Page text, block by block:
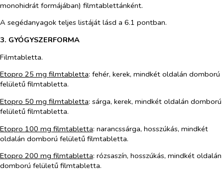
monohidrát formájában) filmtablettánként.
A segédanyagok teljes listáját lásd a 6.1 pontban.
3. GYÓGYSZERFORMA
Filmtabletta.
Etopro 25 mg filmtabletta: fehér, kerek, mindkét oldalán domború
felületű filmtabletta.
Etopro 50 mg filmtabletta: sárga, kerek, mindkét oldalán domború
felületű filmtabletta.
Etopro 100 mg filmtabletta: narancssárga, hosszúkás, mindkét
oldalán domború felületű filmtabletta.
Etopro 200 mg filmtabletta: rózsaszín, hosszúkás, mindkét oldalán
domború felületű filmtabletta.